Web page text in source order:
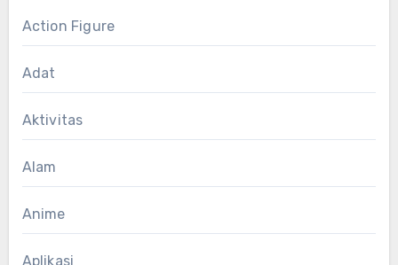
Action Figure
Adat
Aktivitas
Alam
Anime
Aplikasi